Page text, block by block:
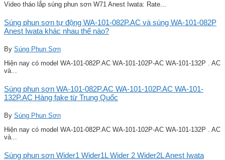
Video tháo lắp súng phun sơn W71 Anest Iwata: Rate...
Súng phun sơn tự động WA-101-082P.AC và súng WA-101-082P
Anest Iwata khác nhau thế nào?
By Súng Phun Sơn
Hiện nay có model WA-101-082P.AC WA-101-102P-AC WA-101-132P . AC
và...
Súng phun sơn WA-101-082P.AC WA-101-102P.AC WA-101-
132P.AC Hàng fake từ Trung Quốc
By Súng Phun Sơn
Hiện nay có model WA-101-082P.AC WA-101-102P-AC WA-101-132P . AC
và...
Súng phun sơn Wider1 Wider1L Wider 2 Wider2L Anest Iwata